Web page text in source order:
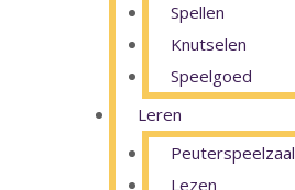
Spellen
Knutselen
Speelgoed
Leren
Peuterspeelzaal
Lezen